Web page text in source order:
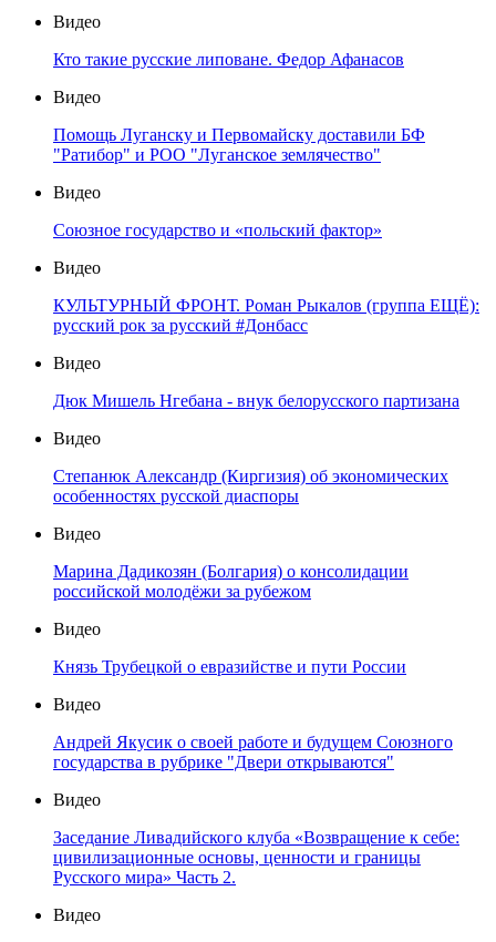
Видео
Кто такие русские липоване. Федор Афанасов
Видео
Помощь Луганску и Первомайску доставили БФ
"Ратибор" и РОО "Луганское землячество"
Видео
Союзное государство и «польский фактор»
Видео
КУЛЬТУРНЫЙ ФРОНТ. Роман Рыкалов (группа ЕЩЁ):
русский рок за русский #Донбасс
Видео
Дюк Мишель Нгебана - внук белорусского партизана
Видео
Степанюк Александр (Киргизия) об экономических
особенностях русской диаспоры
Видео
Марина Дадикозян (Болгария) о консолидации
российской молодёжи за рубежом
Видео
Князь Трубецкой о евразийстве и пути России
Видео
Андрей Якусик о своей работе и будущем Союзного
государства в рубрике "Двери открываются"
Видео
Заседание Ливадийского клуба «Возвращение к себе:
цивилизационные основы, ценности и границы
Русского мира» Часть 2.
Видео